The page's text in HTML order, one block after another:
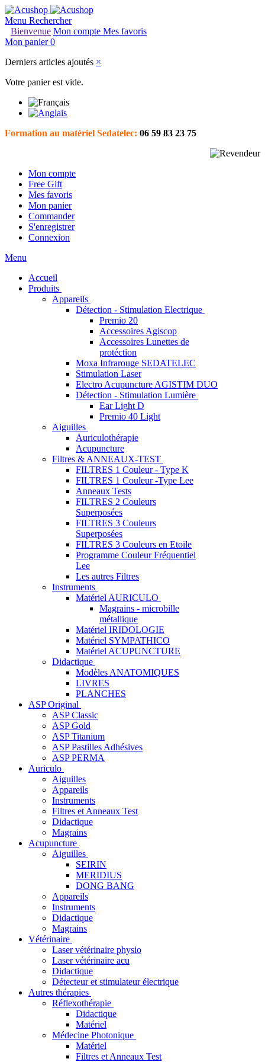
Menu Rechercher
Bienvenue Mon compte Mes favoris
Mon panier 0
Derniers articles ajoutés ×
Votre panier est vide.
Formation au matériel Sedatelec: 06 59 83 23 75
Mon compte
Free Gift
Mes favoris
Mon panier
Commander
S'enregistrer
Connexion
Menu
Accueil
Produits
Appareils
Détection - Stimulation Electrique
Premio 20
Accessoires Agiscop
Accessoires Lunettes de
protéction
Moxa Infrarouge SEDATELEC
Stimulation Laser
Electro Acupuncture AGISTIM DUO
Détection - Stimulation Lumière
Ear Light D
Premio 40 Light
Aiguilles
Auriculothérapie
Acupuncture
Filtres & ANNEAUX-TEST
FILTRES 1 Couleur - Type K
FILTRES 1 Couleur -Type Lee
Anneaux Tests
FILTRES 2 Couleurs
Superposées
FILTRES 3 Couleurs
Superposées
FILTRES 3 Couleurs en Etoile
Programme Couleur Fréquentiel
Lee
Les autres Filtres
Instruments
Matériel AURICULO
Magrains - microbille
métallique
Matériel IRIDOLOGIE
Matériel SYMPATHICO
Matériel ACUPUNCTURE
Didactique
Modèles ANATOMIQUES
LIVRES
PLANCHES
ASP Original
ASP Classic
ASP Gold
ASP Titanium
ASP Pastilles Adhésives
ASP PERMA
Auriculo
Aiguilles
Appareils
Instruments
Filtres et Anneaux Test
Didactique
Magrains
Acupuncture
Aiguilles
SEIRIN
MERIDIUS
DONG BANG
Appareils
Instruments
Didactique
Magrains
Vétérinaire
Laser vétérinaire physio
Laser vétérinaire acu
Didactique
Détecteur et stimulateur électrique
Autres thérapies
Réflexothérapie
Didactique
Matériel
Médecine Photonique
Matériel
Filtres et Anneaux Test